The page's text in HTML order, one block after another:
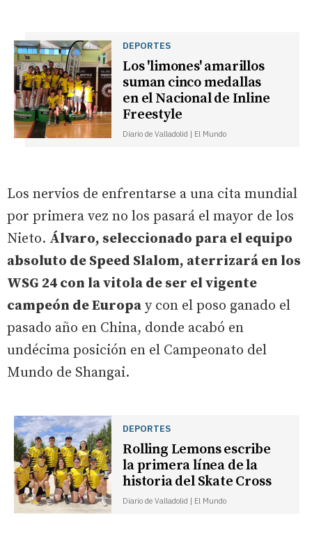
DEPORTES
Los 'limones' amarillos
suman cinco medallas
en el Nacional de Inline
Freestyle
Diario de Valladolid | El Mundo
Los nervios de enfrentarse a una cita mundial
por primera vez no los pasará el mayor de los
Nieto. Álvaro, seleccionado para el equipo
absoluto de Speed Slalom, aterrizará en los
WSG 24 con la vitola de ser el vigente
campeón de Europa y con el poso ganado el
pasado año en China, donde acabó en
undécima posición en el Campeonato del
Mundo de Shangai.
DEPORTES
Rolling Lemons escribe
la primera línea de la
historia del Skate Cross
Diario de Valladolid | El Mundo